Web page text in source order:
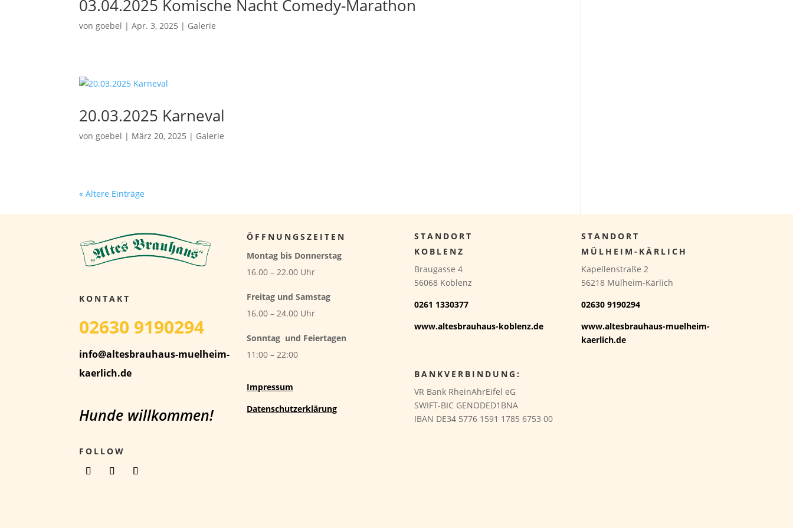
03.04.2025 Komische Nacht Comedy-Marathon
vongoebel |Apr. 3, 2025 | Galerie
20.03.2025 Karneval
vongoebel | März 20, 2025 | Galerie
« Ältere Einträge
KONTAKT
02630 9190294
info@altesbrauhaus-muelheim-
kaerlich.de
Hunde willkommen!
FOLLOW
ÖFFNUNGSZEITEN
Montag bis Donnerstag
16.00 – 22.00 Uhr
Freitag und Samstag
16.00 – 24.00 Uhr
Sonntag und Feiertagen
11:00 – 22:00
Impressum
Datenschutzerklärung
STANDORT
KOBLENZ
Braugasse 4
56068 Koblenz
0261 1330377
www.altesbrauhaus-koblenz.de
STANDORT
MÜLHEIM-KÄRLICH
Kapellenstraße 2
56218 Mülheim-Kärlich
02630 9190294
www.altesbrauhaus-muelheim-
kaerlich.de
BANKVERBINDUNG:
VR Bank RheinAhrEifel eG
SWIFT-BIC GENODED1BNA
IBAN DE34 5776 1591 1785 6753 00